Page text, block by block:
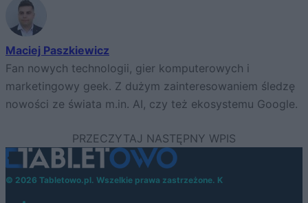
Maciej Paszkiewicz
Fan nowych technologii, gier komputerowych i
marketingowy geek. Z dużym zainteresowaniem śledzę
nowości ze świata m.in. AI, czy też ekosystemu Google.
© 2026 Tabletowo.pl. Wszelkie prawa zastrzeżone. K